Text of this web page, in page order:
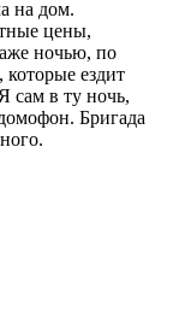
на дом.
цены,
ночью, по
которые ездит
сам в ту ночь,
Бригада